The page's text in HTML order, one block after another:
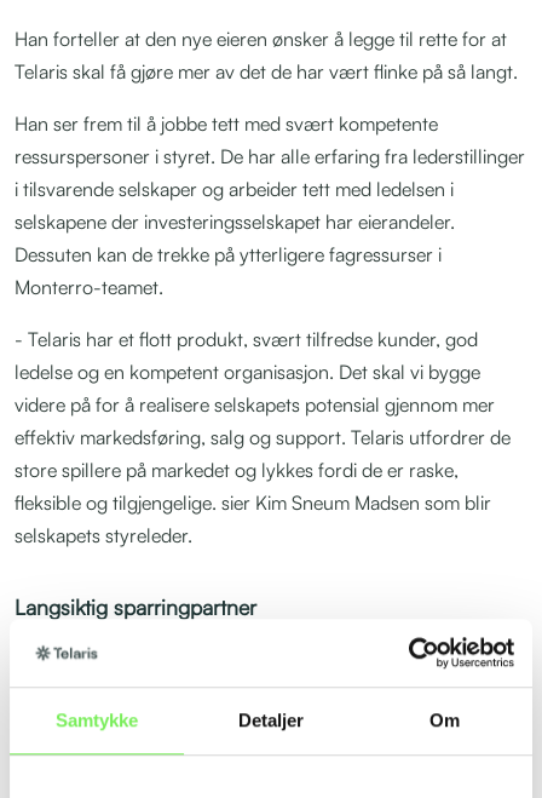
Samtykke Detaljer Om
Han forteller at den nye eieren ønsker å legge til rette for at
Telaris skal få gjøre mer av det de har vært flinke på så langt.
Han ser frem til å jobbe tett med svært kompetente
ressurspersoner i styret. De har alle erfaring fra lederstillinger
i tilsvarende selskaper og arbeider tett med ledelsen i
selskapene der investeringsselskapet har eierandeler.
Dessuten kan de trekke på ytterligere fagressurser i
Monterro-teamet.
- Telaris har et flott produkt, svært tilfredse kunder, god
ledelse og en kompetent organisasjon. Det skal vi bygge
videre på for å realisere selskapets potensial gjennom mer
effektiv markedsføring, salg og support. Telaris utfordrer de
store spillere på markedet og lykkes fordi de er raske,
fleksible og tilgjengelige. sier Kim Sneum Madsen som blir
selskapets styreleder.
Langsiktig sparringpartner
Monterro er en aktiv investor med 15 milliarder kroner i
Virksomheten er spesialisert på programvareselskaper rettet